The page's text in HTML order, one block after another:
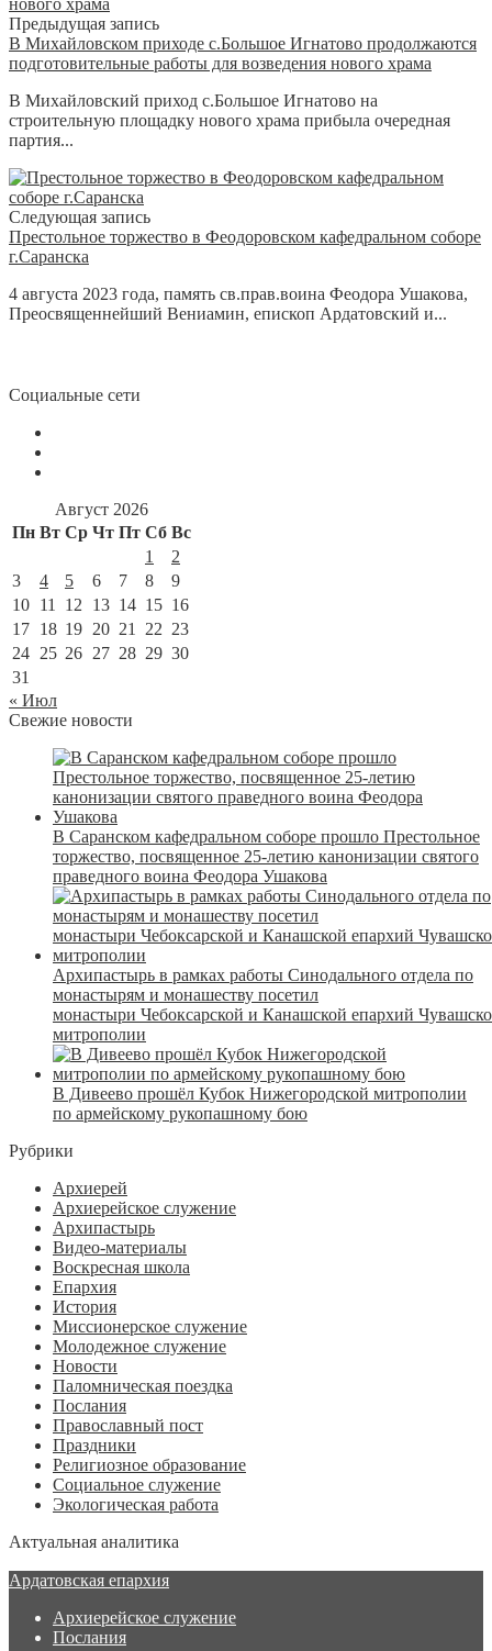
Предыдущая запись
В Михайловском приходе с.Большое Игнатово продолжаются
подготовительные работы для возведения нового храма
В Михайловский приход с.Большое Игнатово на
строительную площадку нового храма прибыла очередная
партия...
Следующая запись
Престольное торжество в Феодоровском кафедральном соборе
г.Саранска
4 августа 2023 года, память св.прав.воина Феодора Ушакова,
Преосвященнейший Вениамин, епископ Ардатовский и...
Социальные сети
Август 2026
Пн Вт Ср Чт Пт Сб Вс
1
2
3
4 5 6 7 8
9
10 11 12 13 14 15 16
17 18 19 20 21 22 23
24 25 26 27 28 29 30
31
« Июл
Свежие новости
В Саранском кафедральном соборе прошло Престольное
торжество, посвященное 25-летию канонизации святого
праведного воина Феодора Ушакова
Архипастырь в рамках работы Синодального отдела по
монастырям и монашеству посетил
монастыри Чебоксарской и Канашской епархий
митрополии
В Дивеево прошёл Кубок Нижегородской митрополии
по армейскому рукопашному бою
Рубрики
Архиерей
Архиерейское служение
Архипастырь
Видео-материалы
Воскресная школа
Епархия
История
Миссионерское служение
Молодежное служение
Новости
Паломническая поездка
Послания
Православный пост
Праздники
Религиозное образование
Социальное служение
Экологическая работа
Актуальная аналитика
Ардатовская епархия
Архиерейское служение
Послания